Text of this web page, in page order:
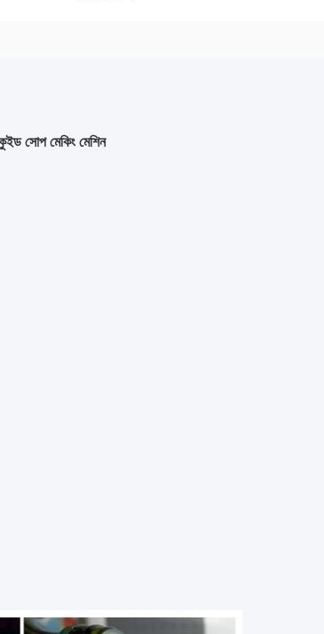
সোপ মেকিং মেশিন